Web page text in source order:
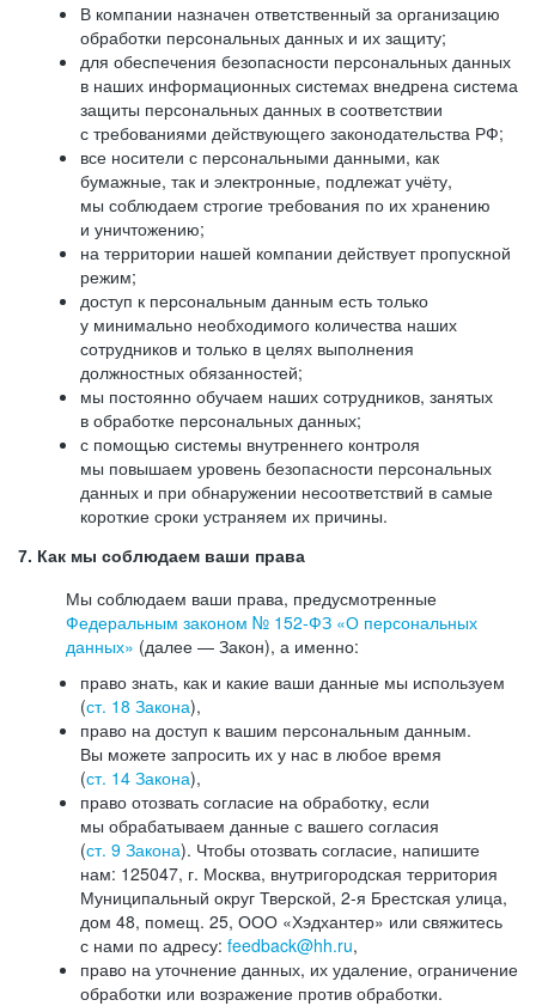
В компании назначен ответственный за организацию
обработки персональных данных и их защиту;
для обеспечения безопасности персональных данных
в наших информационных системах внедрена система
защиты персональных данных в соответствии
с требованиями действующего законодательства РФ;
все носители с персональными данными, как
бумажные, так и электронные, подлежат учёту,
мы соблюдаем строгие требования по их хранению
и уничтожению;
на территории нашей компании действует пропускной
режим;
доступ к персональным данным есть только
у минимально необходимого количества наших
сотрудников и только в целях выполнения
должностных обязанностей;
мы постоянно обучаем наших сотрудников, занятых
в обработке персональных данных;
с помощью системы внутреннего контроля
мы повышаем уровень безопасности персональных
данных и при обнаружении несоответствий в самые
короткие сроки устраняем их причины.
7. Как мы соблюдаем ваши права
Мы соблюдаем ваши права, предусмотренные
Федеральным законом № 152-ФЗ «О персональных
данных» (далее — Закон), а именно:
право знать, как и какие ваши данные мы используем
(ст. 18 Закона),
право на доступ к вашим персональным данным.
Вы можете запросить их у нас в любое время
(ст. 14 Закона),
право отозвать согласие на обработку, если
мы обрабатываем данные с вашего согласия
(ст. 9 Закона). Чтобы отозвать согласие, напишите
нам: 125047, г. Москва, внутригородская территория
Муниципальный округ Тверской, 2-я Брестская улица,
дом 48, помещ. 25, ООО «Хэдхантер» или свяжитесь
с нами по адресу: feedback@hh.ru,
право на уточнение данных, их удаление, ограничение
обработки или возражение против обработки.